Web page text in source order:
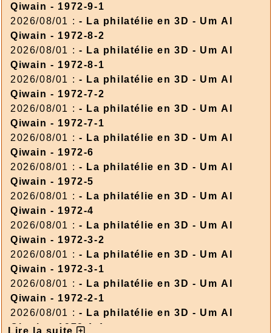
Qiwain - 1972-9-1
2026/08/01 : - La philatélie en 3D - Um Al
Qiwain - 1972-8-2
2026/08/01 : - La philatélie en 3D - Um Al
Qiwain - 1972-8-1
2026/08/01 : - La philatélie en 3D - Um Al
Qiwain - 1972-7-2
2026/08/01 : - La philatélie en 3D - Um Al
Qiwain - 1972-7-1
2026/08/01 : - La philatélie en 3D - Um Al
Qiwain - 1972-6
2026/08/01 : - La philatélie en 3D - Um Al
Qiwain - 1972-5
2026/08/01 : - La philatélie en 3D - Um Al
Qiwain - 1972-4
2026/08/01 : - La philatélie en 3D - Um Al
Qiwain - 1972-3-2
2026/08/01 : - La philatélie en 3D - Um Al
Qiwain - 1972-3-1
2026/08/01 : - La philatélie en 3D - Um Al
Qiwain - 1972-2-1
2026/08/01 : - La philatélie en 3D - Um Al
Qiwain - 1972-1-1
Lire la suite